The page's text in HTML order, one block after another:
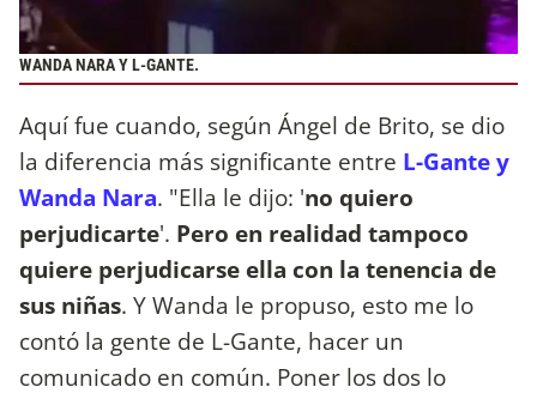
WANDA NARA Y L-GANTE.
Aquí fue cuando, según Ángel de Brito, se dio
la diferencia más significante entre L-Gante y
Wanda Nara. "Ella le dijo: 'no quiero
perjudicarte'. Pero en realidad tampoco
quiere perjudicarse ella con la tenencia de
sus niñas. Y Wanda le propuso, esto me lo
contó la gente de L-Gante, hacer un
comunicado en común. Poner los dos lo